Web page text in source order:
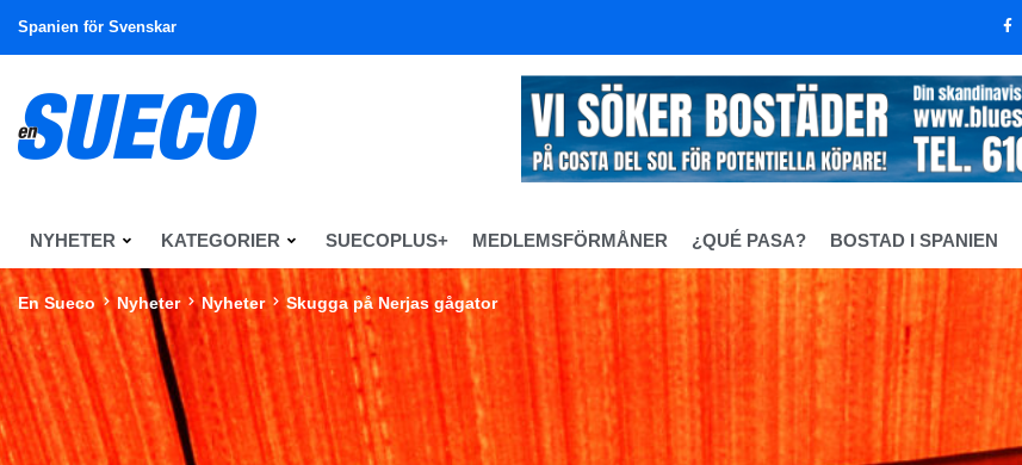
Spanien för Svenskar
NYHETER KATEGORIER SUECOPLUS+ MEDLEMSFÖRMÅNER ¿QUÉ PASA? BOSTAD I SPANIEN
En Sueco Nyheter Nyheter Skugga på Nerjas gågator